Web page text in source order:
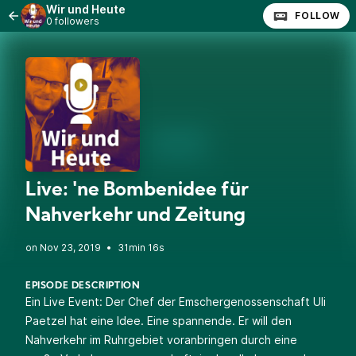
Wir und Heute
0 followers FOLLOW
Live: 'ne Bombenidee für
Nahverkehr und Zeitung
• 31min 16s
EPISODE DESCRIPTION
Ein Live Event: Der Chef der Emschergenossenschaft Uli
Paetzel hat eine Idee. Eine spannende. Er will den
Nahverkehr im Ruhrgebiet voranbringen durch eine